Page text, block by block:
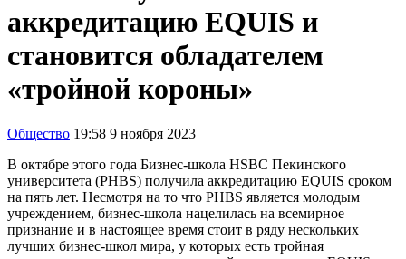
аккредитацию EQUIS и
становится обладателем
«тройной короны»
Общество 19:58 9 ноября 2023
В октябре этого года Бизнес-школа HSBC Пекинского
университета (PHBS) получила аккредитацию EQUIS сроком
на пять лет. Несмотря на то что PHBS является молодым
учреждением, бизнес-школа нацелилась на всемирное
признание и в настоящее время стоит в ряду нескольких
лучших бизнес-школ мира, у которых есть тройная